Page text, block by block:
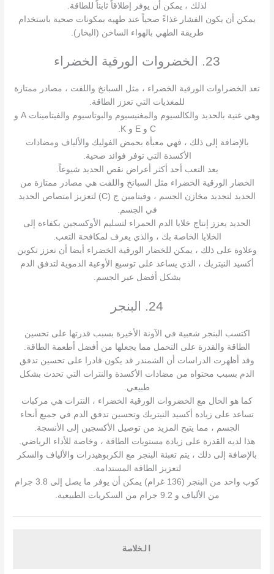
لذلك ، يمكن أن يوفر إطلاقاً ثابتاً للطاقة.
يمكن أن يكون الفشار غذاءً صحياً عند طهيه بمكونات صحية باستخدام
طريقة الطهي بالهواء الساخن (البخار).
23. الخضروات الورقية الخضراء
تعد الخضراوات الورقية الخضراء ، مثل السبانخ واللفت ، مصادر ممتازة
للمغذيات التي تعزز الطاقة.
وهي غنية بالحديد والكالسيوم والمغنيسيوم والبوتاسيوم والفيتامينات A و
C و E و K.
بالإضافة إلى ذلك ، فهي معبأة بحمض الفوليك والألياف ومضادات
الأكسدة التي توفر فوائد صحية.
يعد التعب أحد أكثر أعراض نقص الحديد شيوعاً.
الخضار الورقية الخضراء مثل السبانخ واللفت هي مصادر ممتازة من
الحديد لتجديد مخازن الجسم ، وفيتامين ج (C) لتعزيز امتصاص الحديد
في الجسم.
الحديد يعزز إنتاج خلايا الدم الحمراء لتسليم الأوكسجين بكفاءة إلى
الخلايا الخاصة بك ، والذي يعرف لمكافحة التعب.
وعلاوة على ذلك ، يمكن للخضار الورقية الخضراء أيضا أن تعزز تكوين
أكسيد النيتريك ، الذي يساعد على توسيع الأوعية الدموية لتدفق الدم
بشكل أفضل عبر الجسم.
24. البنجر
اكتسب البنجر شعبية في الآونة الأخيرة بسبب قدرتها على تحسين
الطاقة والقدرة على التحمل مما يجعلها من أفضل أطعمة الطاقة.
وقد أظهرت الدراسات أن الشمندر قد يكون قادرا على تحسين تدفق
الدم بسبب محتواه من مضادات الأكسدة والنترات التي تحدث بشكل
طبيعي.
كما هو الحال مع الخضروات الورقية الخضراء ، النترات هي مركبات
تساعد على زيادة أكسيد النيتريك وتحسين تدفق الدم في جميع أنحاء
الجسم ، مما يتيح المزيد من توصيل الأكسجين إلى الأنسجة.
هذا لديه القدرة على زيادة مستويات الطاقة ، وخاصة للأداء الرياضي.
بالإضافة إلى ذلك ، يتم تعبئة البنجر مع الكربوهيدرات والألياف والسكر
لتعزيز الطاقة المستدامة.
كوب واحد من البنجر (136 غرام) يمكن أن يوفر ما يصل إلى 3.8 جرام
من الألياف و 9.2 جرام من السكريات الطبيعية.
الخلاصة